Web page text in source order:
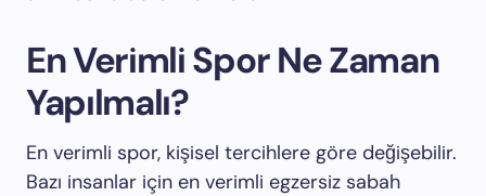
En Verimli Spor Ne Zaman
Yapılmalı?
En verimli spor, kişisel tercihlere göre değişebilir.
Bazı insanlar için en verimli egzersiz sabah